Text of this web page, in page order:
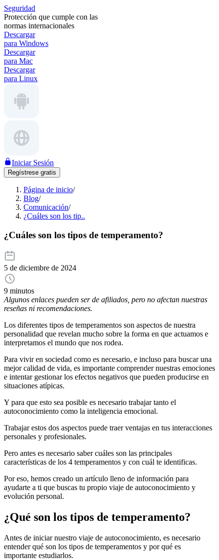
Seguridad
Protección que cumple con las
normas internacionales
Descargar
para Windows
Descargar
para Mac
Descargar
para Linux
Iniciar Sesión
Regístrese gratis
Página de inicio/
Blog/
Comunicación/
¿Cuáles son los tip..
¿Cuáles son los tipos de temperamento?
5 de diciembre de 2024
9 minutos
Algunos enlaces pueden ser de afiliados, pero no afectan nuestras
reseñas ni recomendaciones.
Los diferentes tipos de temperamentos son aspectos de nuestra
personalidad que revelan mucho sobre la forma en que actuamos e
interpretamos el mundo que nos rodea.
Para vivir en sociedad como es necesario, e incluso para buscar una
mejor calidad de vida, es importante comprender nuestras emociones
e intentar gestionar los efectos negativos que pueden producirse en
situaciones atípicas.
Y para que esto sea posible es necesario trabajar tanto el
autoconocimiento como la inteligencia emocional.
Trabajar estos dos aspectos puede traer ventajas en tus interacciones
personales y profesionales.
Pero antes es necesario saber cuáles son las principales
características de los 4 temperamentos y con cuál te identificas.
Por eso, hemos creado un artículo lleno de información para
ayudarte a ti que buscas tu propio viaje de autoconocimiento y
evolución personal.
¿Qué son los tipos de temperamento?
Antes de iniciar nuestro viaje de autoconocimiento, es necesario
entender qué son los tipos de temperamentos y por qué es
importante estudiarlos.